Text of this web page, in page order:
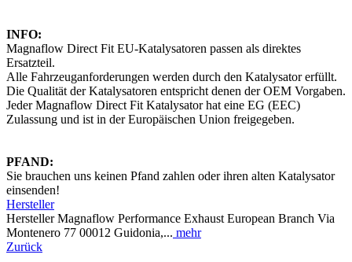
INFO:
Magnaflow Direct Fit EU-Katalysatoren passen als direktes
Ersatzteil.
Alle Fahrzeuganforderungen werden durch den Katalysator erfüllt.
Die Qualität der Katalysatoren entspricht denen der OEM Vorgaben.
Jeder Magnaflow Direct Fit Katalysator hat eine EG (EEC)
Zulassung und ist in der Europäischen Union freigegeben.
PFAND:
Sie brauchen uns keinen Pfand zahlen oder ihren alten Katalysator
einsenden!
Hersteller
Hersteller Magnaflow Performance Exhaust European Branch Via
Montenero 77 00012 Guidonia,... mehr
Zurück